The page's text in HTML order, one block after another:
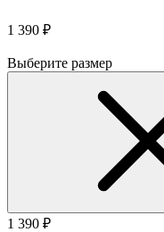
1 390 ₽
Выберите размер
1 390 ₽